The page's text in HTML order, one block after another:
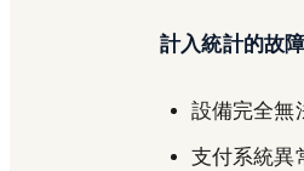
計入統計的故
設備完全無
支付系統異